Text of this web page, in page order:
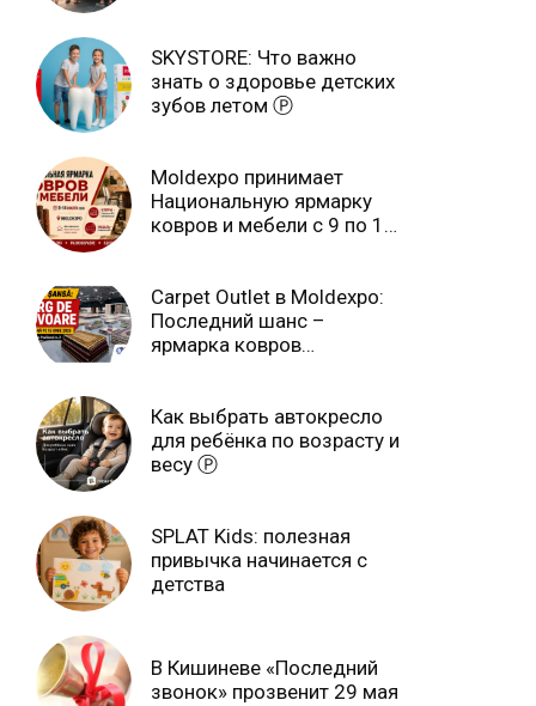
SKYSTORE: Что важно
знать о здоровье детских
зубов летом Ⓟ
Moldexpo принимает
Национальную ярмарку
ковров и мебели с 9 по 14
Carpet Outlet в Moldexpo:
Последний шанс –
ярмарка ковров
Как выбрать автокресло
для ребёнка по возрасту и
весу Ⓟ
SPLAT Kids: полезная
привычка начинается с
детства
В Кишиневе «Последний
звонок» прозвенит 29 мая